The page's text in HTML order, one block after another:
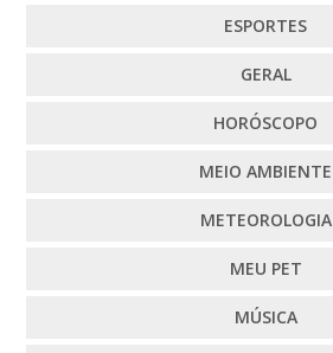
ESPORTES
GERAL
HORÓSCOPO
MEIO AMBIENTE
METEOROLOGIA
MEU PET
MÚSICA